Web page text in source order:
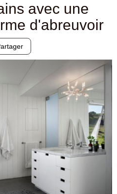
avec une
d'abreuvoir